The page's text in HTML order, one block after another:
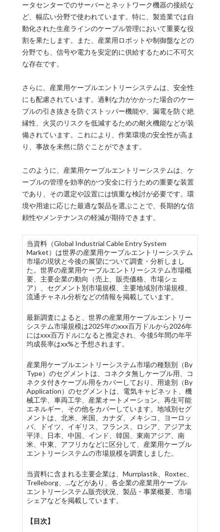
ータセンターでのサーバーとネットワーク機器の接続な
ど、幅広い分野で使われています。特に、製造業では自
動化された生産ラインのケーブル管理において重要な役
割を果たします。また、産業用ロボットや制御盤などの
分野でも、信号や電力を安定的に供給するために不可欠
な存在です。
さらに、産業用ケーブルエントリーシステムは、安全性
にも配慮されています。過剰な力がかかった場合のケー
ブルの引き抜きを防ぐストッパー機能や、漏電を防ぐ絶
縁性、火災のリスクを低減するための耐火機能などが装
備されています。これにより、作業環境の安全性が高ま
り、事故を未然に防ぐことができます。
このように、産業用ケーブルエントリーシステムは、ケ
ーブルの管理を効率的かつ安全に行うための重要な装置
であり、その選定や設置には慎重な検討が必要です。環
境や用途に応じた最適な製品を選ぶことで、長期的な信
頼性やメンテナンスの軽減が期待できます。
当資料（Global Industrial Cable Entry System
Market）は世界の産業用ケーブルエントリーシステム
市場の現状と今後の展望について調査・分析しまし
た。世界の産業用ケーブルエントリーシステム市場概
要、主要企業の動向（売上、販売価格、市場シェ
ア）、セグメント別市場規模、主要地域別市場規模、
流通チャネル分析などの情報を掲載しています。
最新調査によると、世界の産業用ケーブルエントリー
システム市場規模は2025年のxxx百万ドルから2026年
にはxxx百万ドルになると推定され、今後5年間の年平
均成長率はxx%と予想されます。
産業用ケーブルエントリーシステム市場の種類別（By
Type）のセグメントは、コネクタ無しケーブル用、コ
ネクタ付きケーブル用をカバーしており、用途別（By
Application）のセグメントは、電気キャビネット、機
械工学、車両工学、産業オートメーション、再生可能
エネルギー、その他をカバーしています。地域別セグ
メントは、北米、米国、カナダ、メキシコ、ヨーロッ
パ、ドイツ、イギリス、フランス、ロシア、アジア太
平洋、日本、中国、インド、韓国、東南アジア、南
米、中東、アフリカなどに区分して、産業用ケーブル
エントリーシステムの市場規模を調査しました。
当資料に含まれる主要企業は、Murrplastik、Roxtec、
Trelleborg、…などがあり、各企業の産業用ケーブル
エントリーシステム販売状況、製品・事業概要、市場
シェアなどを掲載しています。
【目次】